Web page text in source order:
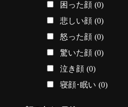
困った顔 (0)
悲しい顔 (0)
怒った顔 (0)
驚いた顔 (0)
泣き顔 (0)
寝顔･眠い (0)